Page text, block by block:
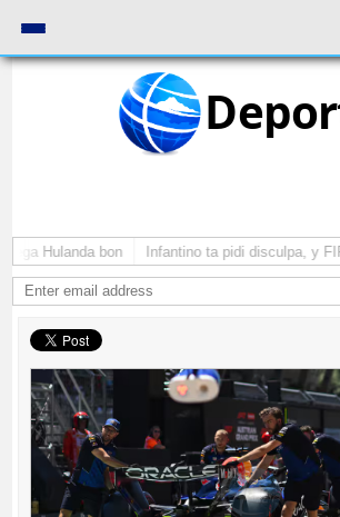
Hulanda bon Infantino ta pidi disculpa, y